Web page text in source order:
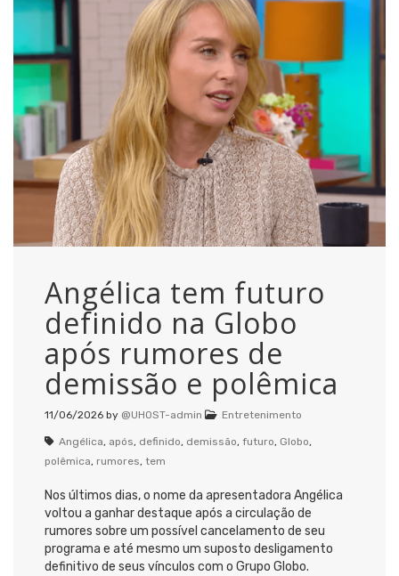
Angélica tem futuro
definido na Globo
após rumores de
demissão e polêmica
11/06/2026 by @UHOST-admin Entretenimento
Angélica, após, definido, demissão, futuro, Globo,
polêmica, rumores, tem
Nos últimos dias, o nome da apresentadora Angélica
voltou a ganhar destaque após a circulação de
rumores sobre um possível cancelamento de seu
programa e até mesmo um suposto desligamento
definitivo de seus vínculos com o Grupo Globo.